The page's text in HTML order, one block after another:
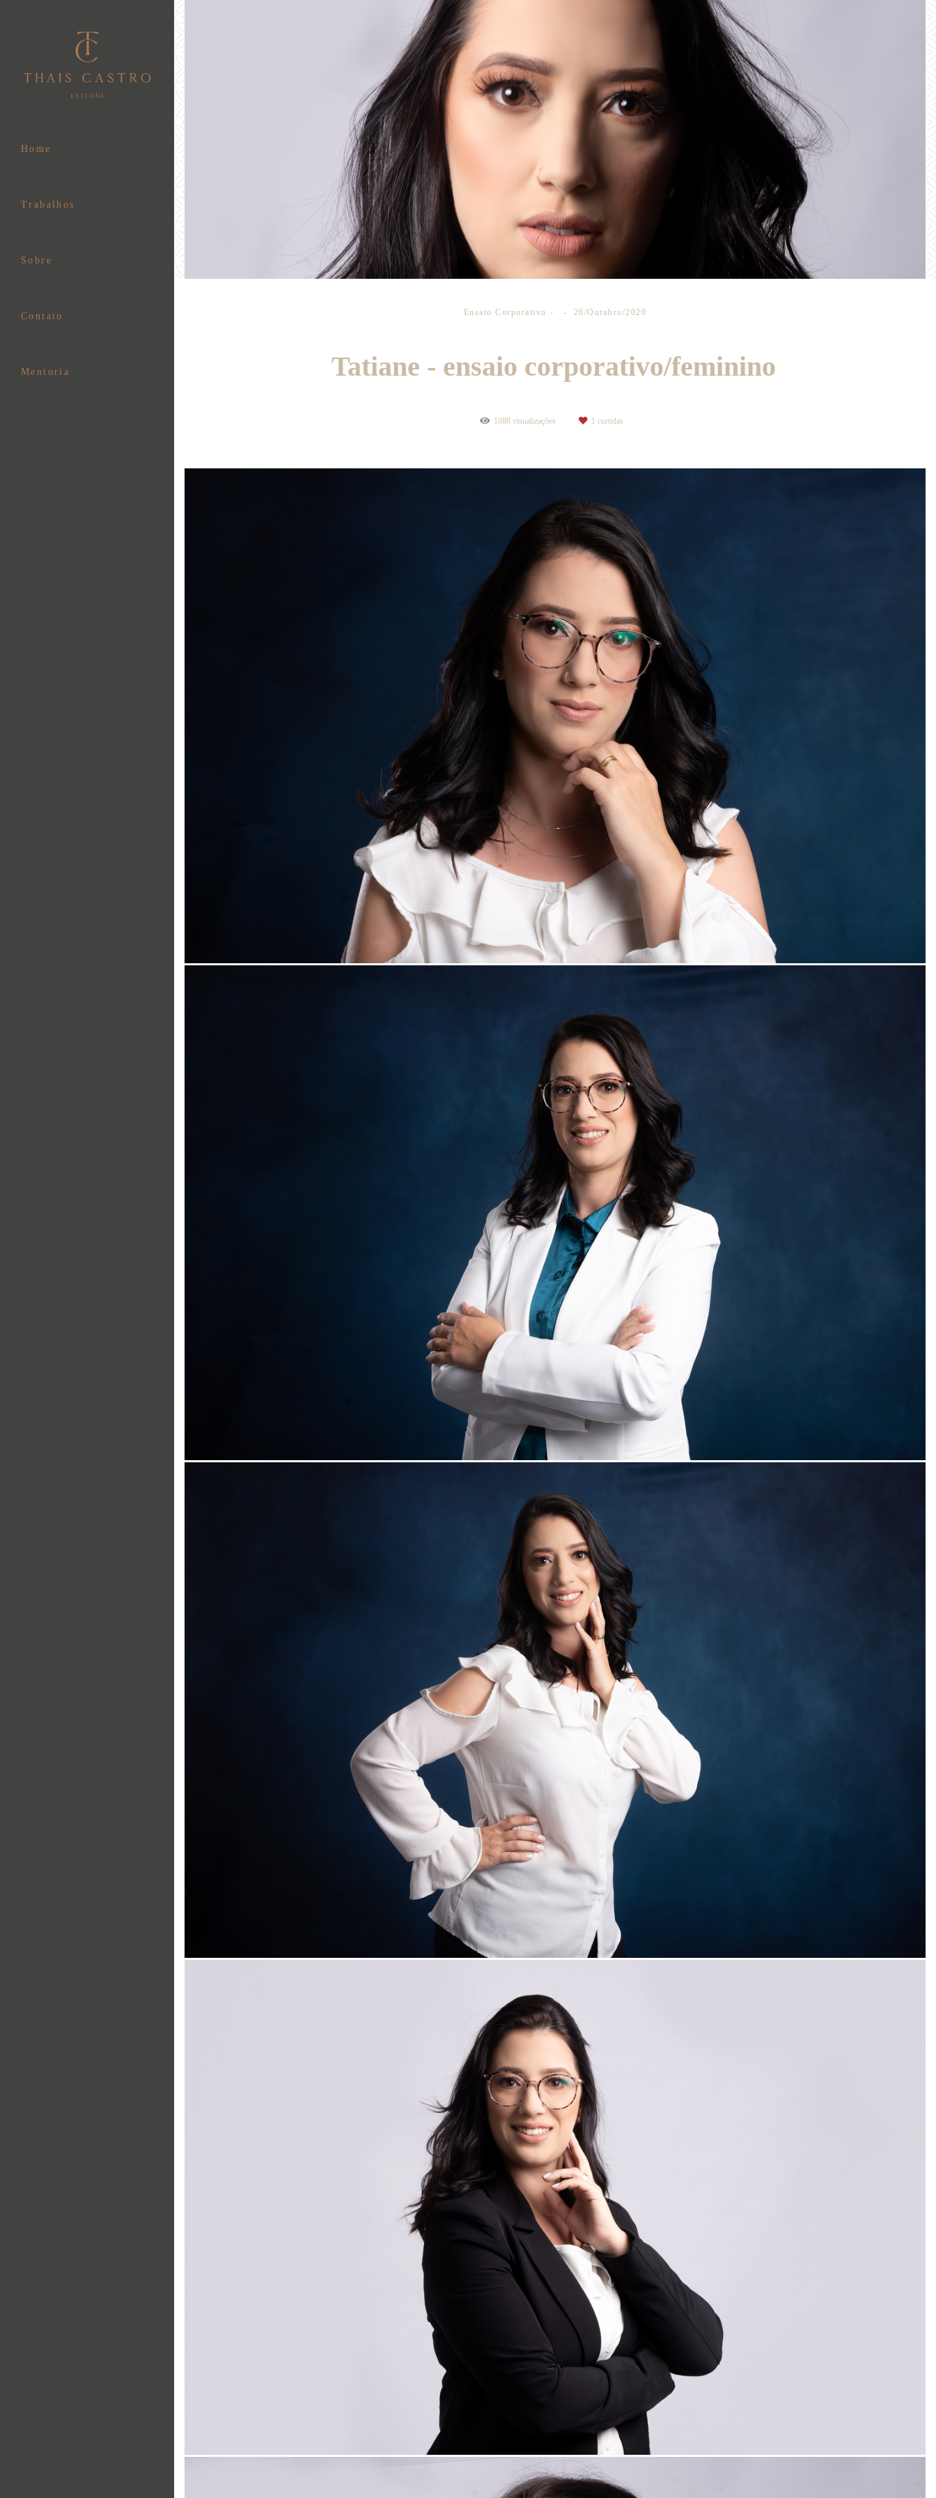
Home
Trabalhos
Sobre
Contato
Mentoria
Ensaio Corporativo 26/Outubro/2020
Tatiane - ensaio corporativo/feminino
1088 visualizações 1 curtidas